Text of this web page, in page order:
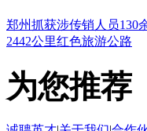
郑州抓获涉传销人员130
2442公里红色旅游公路
为您推荐